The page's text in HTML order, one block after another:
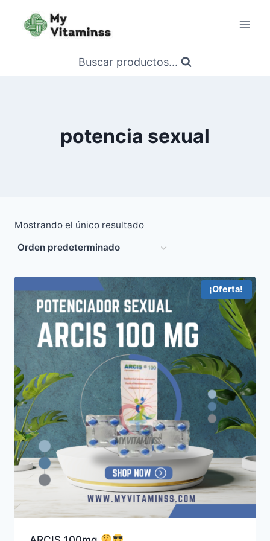
contenido
Buscar productos...
potencia sexual
Mostrando el único resultado
¡Oferta!